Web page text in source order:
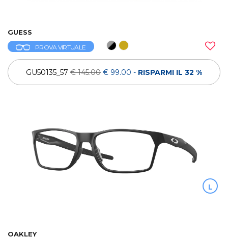
GUESS
PROVA VIRTUALE
GU50135_57 € 145.00 € 99.00 - RISPARMI IL 32 %
L
OAKLEY